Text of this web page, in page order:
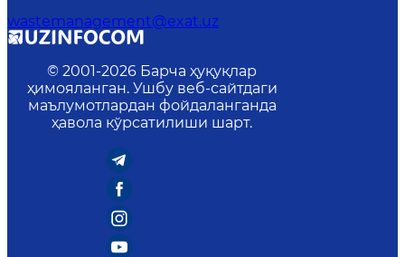
wastemanagement@exat.uz
© 2001-2026 Барча ҳуқуқлар
ҳимояланган. Ушбу веб-сайтдаги
маълумотлардан фойдаланганда
ҳавола кўрсатилиши шарт.